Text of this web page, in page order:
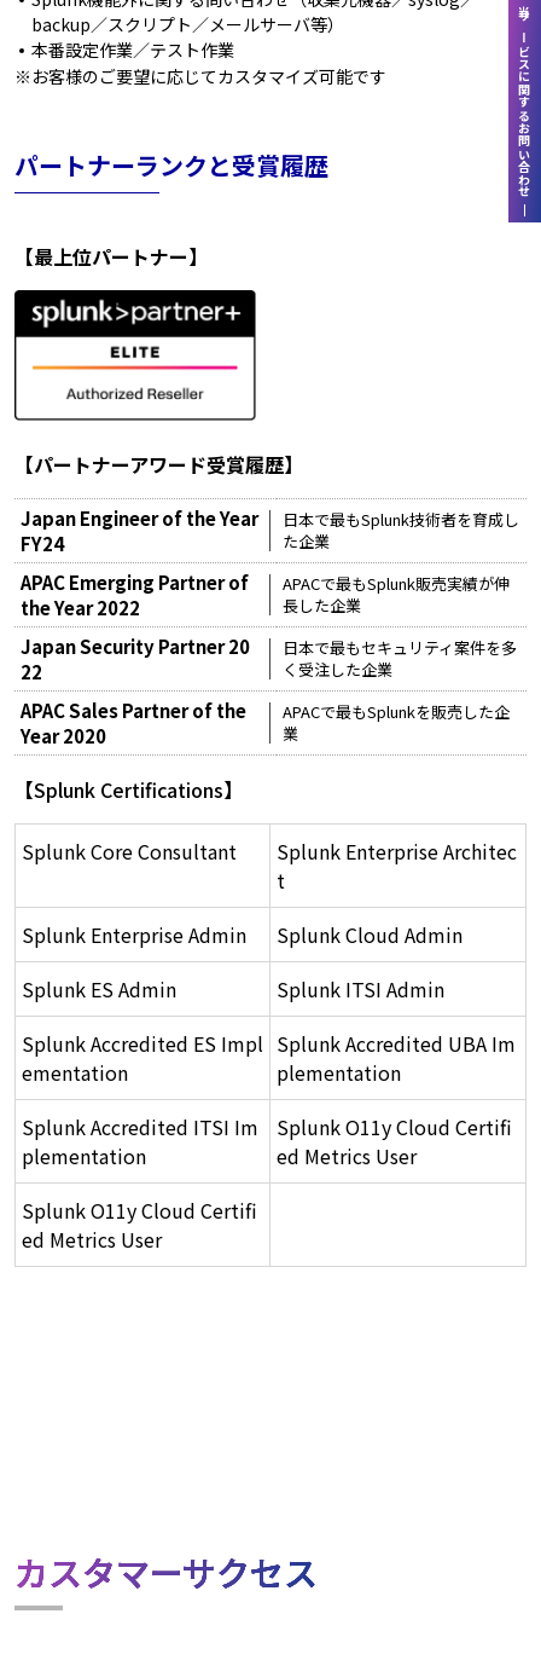
backup／スクリプト／メールサーバ等）
本番設定作業／テスト作業
※ お客様のご要望に応じてカスタマイズ可能です
パートナーランクと受賞履歴
【最上位パートナー】
【パートナーアワード受賞履歴】
Japan Engineer of the Year
FY24
日本で最もSplunk技術者を育成し
た企業
APAC Emerging Partner of
the Year 2022
APACで最もSplunk販売実績が伸
長した企業
Japan Security Partner 20
22
日本で最もセキュリティ案件を多
く受注した企業
APAC Sales Partner of the
Year 2020
APACで最もSplunkを販売した企
業
【Splunk Certifications】
Splunk Core Consultant
Splunk Enterprise Architec
t
Splunk Enterprise Admin
Splunk Cloud Admin
Splunk ES Admin
Splunk ITSI Admin
Splunk Accredited ES Impl
ementation
Splunk Accredited UBA Im
plementation
Splunk Accredited ITSI Im
plementation
Splunk O11y Cloud Certifi
ed Metrics User
Splunk O11y Cloud Certifi
ed Metrics User
カスタマーサクセス
当サービスに関するお問い合わせ